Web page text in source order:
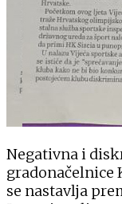
Negativna i
gradonačelnice
se nastavlja